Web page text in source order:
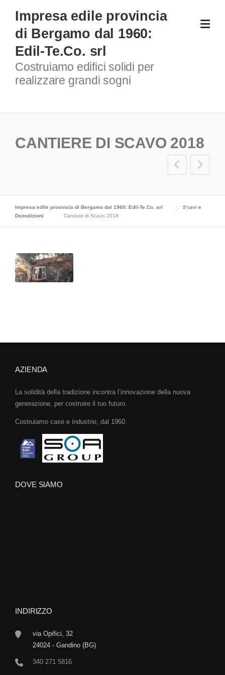
content
Impresa edile provincia
di Bergamo dal 1960:
Edil-Te.Co. srl
Costruiamo edifici solidi per
realizzare grandi sogni
CANTIERE DI SCAVO 2018
Impresa edile provincia di Bergamo dal 1960: Edil-Te.Co. srl
Scavi e
Demolizioni
Cantiere di Scavo 2018
AZIENDA
La solidità della tradizione incontra l’innovazione della nuova
generazione, per costruire il tuo futuro.
Costruiamo case e industrie, dal 1960.
DOVE SIAMO
INDIRIZZO
via Opifici, 32
24024 - Gandino (BG)
340 271 5816